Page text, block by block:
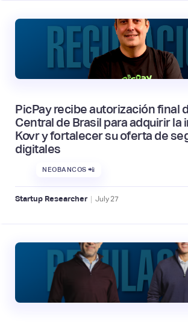
PicPay recibe autorización final
Central de Brasil para adquirir la
Kovr y fortalecer su oferta de
digitales
NEOBANCOS 📲
Startup Researcher | July 27